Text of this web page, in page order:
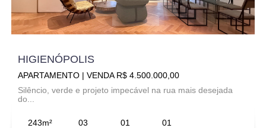
HIGIENÓPOLIS
APARTAMENTO | VENDA R$ 4.500.000,00
Silêncio, verde e projeto impecável na rua mais desejada
do...
243m²
03
01
01